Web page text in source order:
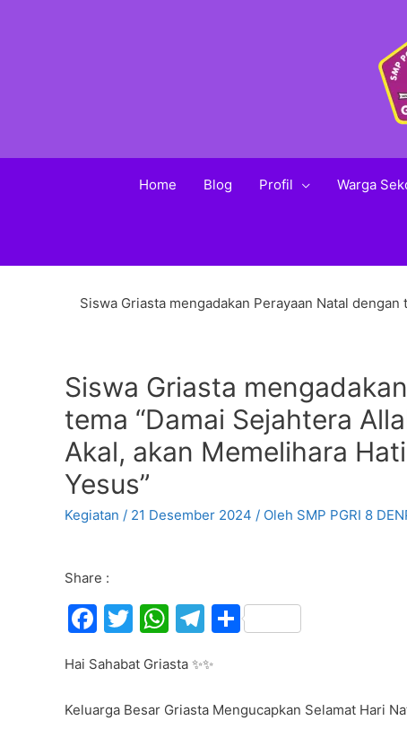
Home Blog Profil Warga
Siswa Griasta mengadakan Perayaan Natal
Siswa Griasta
tema “Damai Sejahtera
Akal, akan Memelihara
Yesus”
Kegiatan / 21 Desember 2024 / Oleh SMP PGRI 8
Share :
F
c
e
T
itt
er
W
at
s
T
e
gr
S
e
Hai Sahabat Griasta ✨✨
Keluarga Besar Griasta Mengucapkan Selamat Hari